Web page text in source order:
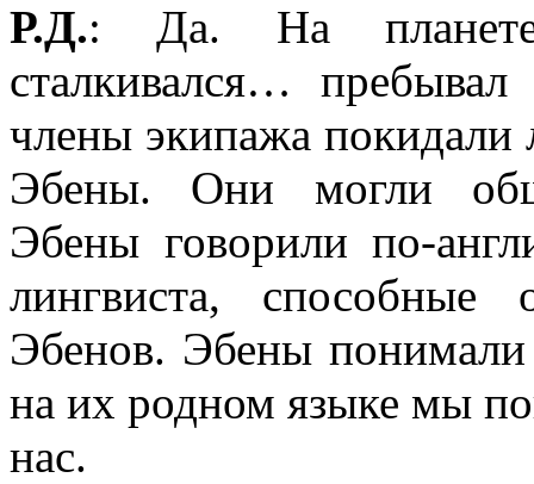
Р.Д.: Да. На
сталкивался…
члены экипажа покидали
Эбены. Они могли
Эбены говорили по-
лингвиста,
Эбенов. Эбены
на их родном языке мы
нас.